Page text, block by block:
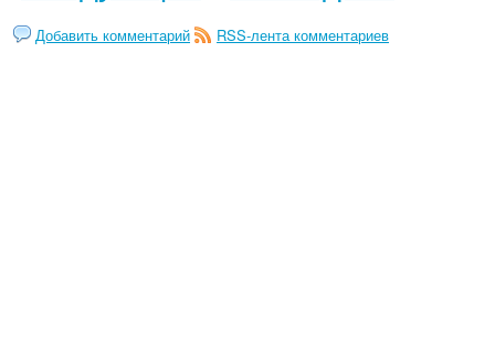
Добавить комментарий RSS-лента комментариев